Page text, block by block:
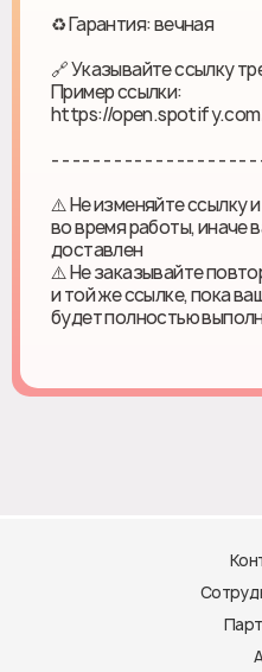
♻ Гарантия: вечная
🔗 Указывайте ссылку
Пример ссылки:
https://
- - - - - - - - - - - - - - - - - - -
⚠️ Не изменяйте ссылку
во время работы, иначе
доставлен
⚠️ Не заказывайте
и той же ссылке, пока
будет полностью